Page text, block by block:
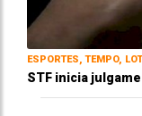
ESPORTES, TEMPO,
STF inicia